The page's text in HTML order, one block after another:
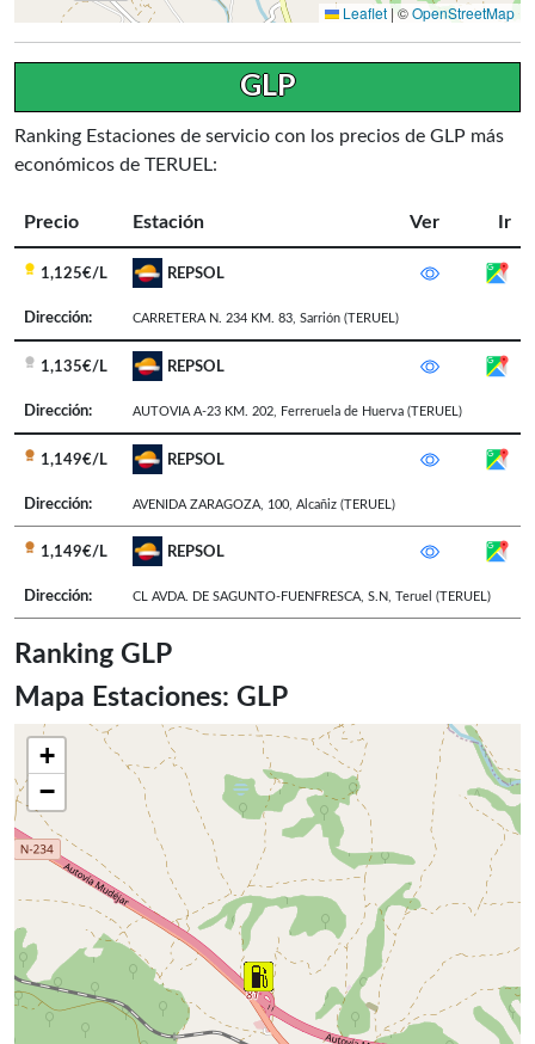
Leaflet | ©OpenStreetMap
GLP
Ranking Estaciones de servicio con los precios de GLP más
económicos de TERUEL:
Precio Estación Ver Ir
1,125€/L REPSOL
Dirección: CARRETERA N. 234 KM. 83 Sarrión (TERUEL)
1,135€/L REPSOL
Dirección: AUTOVIA A-23 KM. 202 Ferreruela de Huerva (TERUEL)
1,149€/L REPSOL
Dirección: AVENIDA ZARAGOZA, 100 Alcañiz (TERUEL)
1,149€/L REPSOL
Dirección: CL AVDA. DE SAGUNTO-FUENFRESCA, S.N Teruel (TERUEL)
Ranking GLP
Mapa Estaciones: GLP
+
−